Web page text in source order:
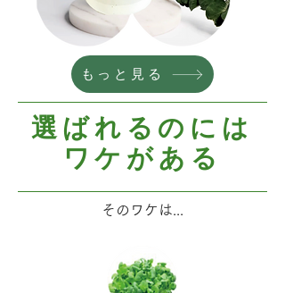
もっと見る
選ばれるのには
ワケがある
そのワケは...